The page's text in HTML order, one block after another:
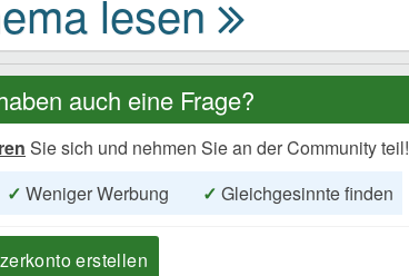
auch eine Frage?
Sie sich und nehmen Sie an der Community teil!
✓ Weniger Werbung ✓ Gleichgesinnte finden
erstellen